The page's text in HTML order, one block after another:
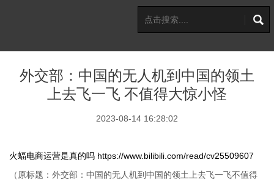
外交部：中国的无人机到中国的领土
上去飞一飞 不值得大惊小怪
2023-08-14 16:28:02
火蝠电商运营是真的吗 https://www.bilibili.com/read/cv25509607
（原标题：外交部：中国的无人机到中国的领土上去飞一飞不值得